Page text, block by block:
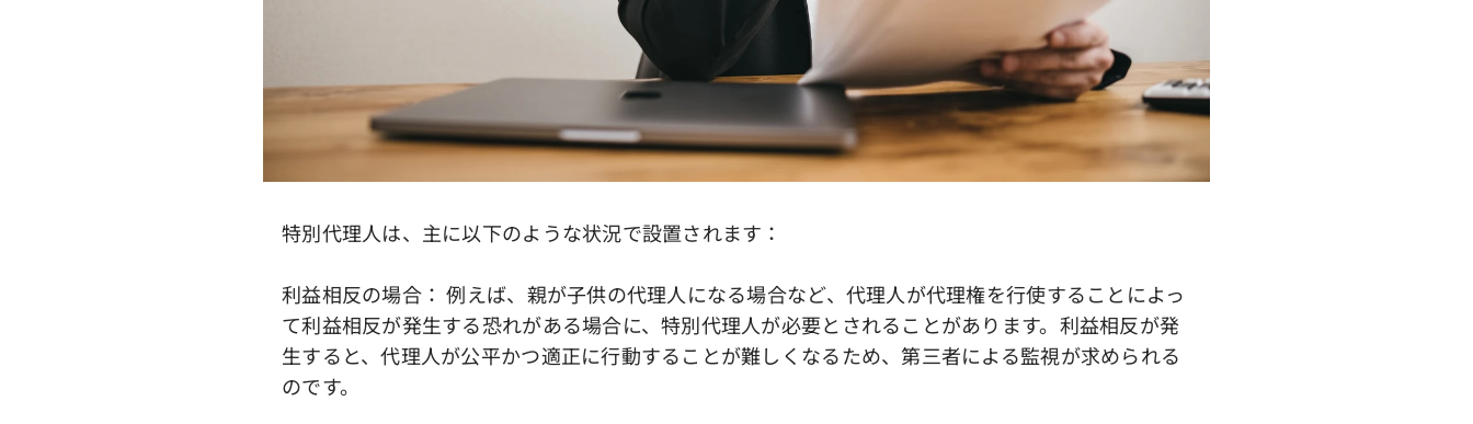
特別代理人は、主に以下のような状況で設置されます：
利益相反の場合： 例えば、親が子供の代理人になる場合など、代理人が代理権を行使することによっ
て利益相反が発生する恐れがある場合に、特別代理人が必要とされることがあります。利益相反が発
生すると、代理人が公平かつ適正に行動することが難しくなるため、第三者による監視が求められる
のです。